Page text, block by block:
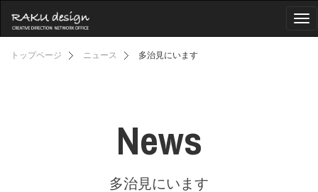
トップページ ニュース 多治見にいます
News
多治見にいます